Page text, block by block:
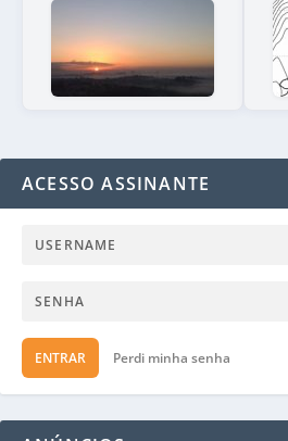
ACESSO ASSINANTE
ENTRAR Perdi minha senha